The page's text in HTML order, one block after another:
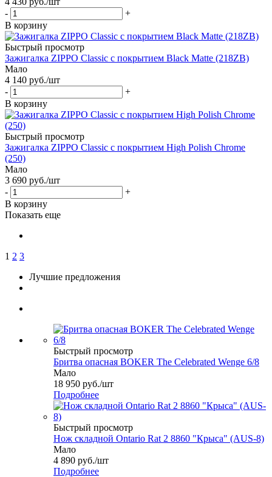
-
+
В корзину
Быстрый просмотр
Зажигалка ZIPPO Classic с покрытием Black Matte (218ZB)
Мало
4 140 руб./шт
-
+
В корзину
Быстрый просмотр
Зажигалка ZIPPO Classic с покрытием High Polish Chrome
(250)
Мало
3 690 руб./шт
-
+
В корзину
Показать еще
1 2 3
Лучшие предложения
Быстрый просмотр
Бритва опасная BOKER The Celebrated Wenge 6/8
Мало
18 950 руб./шт
Подробнее
Быстрый просмотр
Нож складной Ontario Rat 2 8860 "Крыса" (AUS-8)
Мало
4 890 руб./шт
Подробнее